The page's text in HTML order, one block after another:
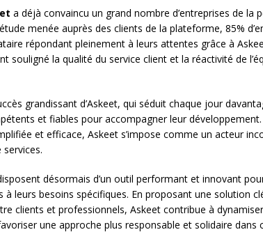
a déjà convaincu un grand nombre d’entreprises de la
menée auprès des clients de la plateforme, 85%
répondant pleinement à leurs attentes grâce à
souligné la qualité du service client et la réactivité de
grandissant d’Askeet, qui séduit chaque jour
et fiables pour accompagner leur développement.
et efficace, Askeet s’impose comme un acteur
désormais d’un outil performant et innovant
à leurs besoins spécifiques. En proposant une solution
clients et professionnels, Askeet contribue à
une approche plus responsable et solidaire dans